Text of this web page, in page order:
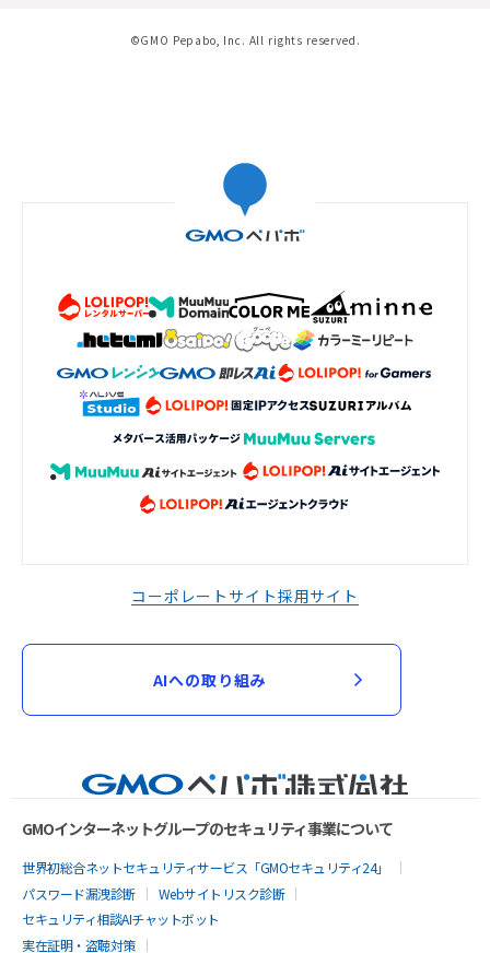
©GMO Pepabo, Inc. All rights reserved.
コーポレートサイト採用サイト
AIへの取り組み
GMOインターネットグループのセキュリティ事業について
世界初総合ネットセキュリティサービス「GMOセキュリティ24」
パスワード漏洩診断
Webサイトリスク診断
セキュリティ相談AIチャットボット
実在証明・盗聴対策